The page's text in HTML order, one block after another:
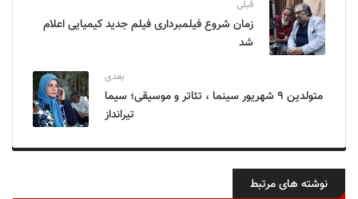
قبلی
زمان شروع فیلمبرداری فیلم جدید کیمیایی اعلام
شد
بعدی
متولدین ۹ شهریور سینما ، تئاتر و موسیقی؛ سیما
تیرانداز
نوشته های مرتبط